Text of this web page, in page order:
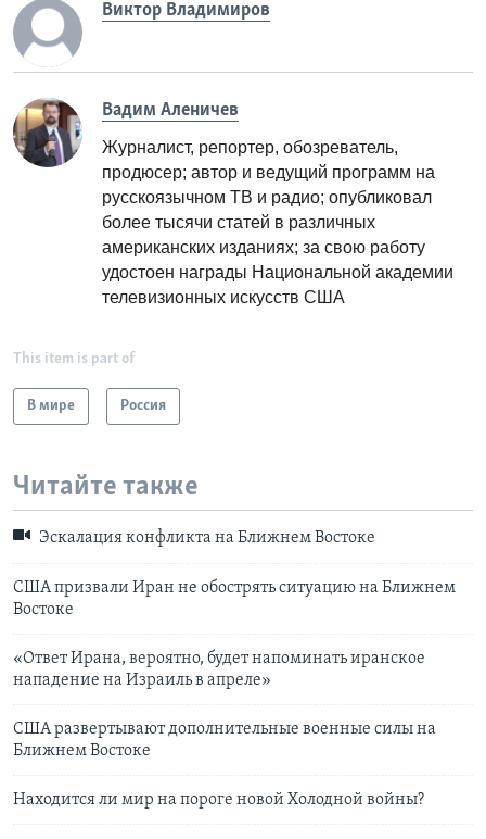
Виктор Владимиров
Вадим Аленичев
Журналист, репортер, обозреватель,
продюсер; автор и ведущий программ на
русскоязычном ТВ и радио; опубликовал
более тысячи статей в различных
американских изданиях; за свою работу
удостоен награды Национальной академии
телевизионных искусств США
This item is part of
В мире Россия
Читайте также
Эскалация конфликта на Ближнем Востоке
США призвали Иран не обострять ситуацию на Ближнем
Востоке
«Ответ Ирана, вероятно, будет напоминать иранское
нападение на Израиль в апреле»
США развертывают дополнительные военные силы на
Ближнем Востоке
Находится ли мир на пороге новой Холодной войны?